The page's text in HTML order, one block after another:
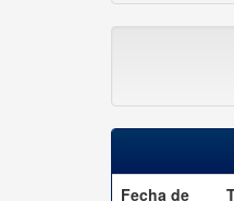
Fecha de